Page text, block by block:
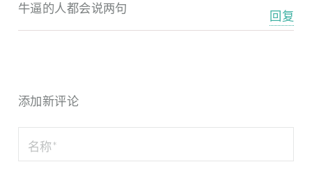
牛逼的人都会说两句
回复
添加新评论